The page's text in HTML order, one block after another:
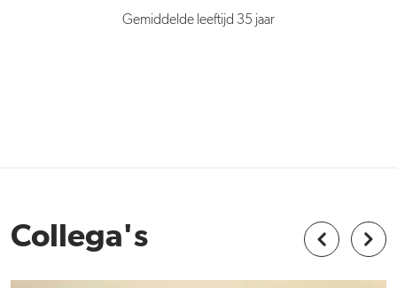
Gemiddelde leeftijd 35 jaar
Collega's